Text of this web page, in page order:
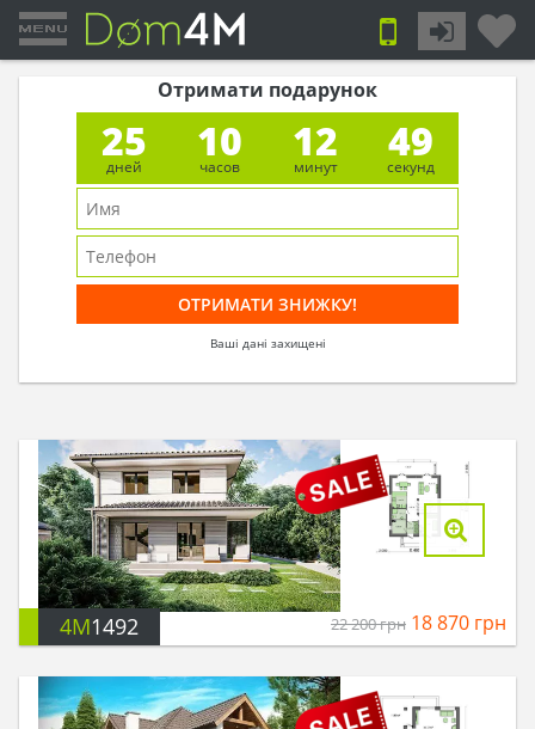
Отримати подарунок
25
дней
10
часов
12
минут
49
секунд
Ваші дані захищені
4M1492 22 200грн 18 870 грн